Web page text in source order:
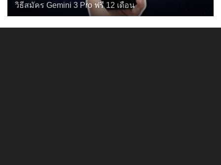
วิธีสมัคร Gemini 3 Pro ฟรี 12 เดือน